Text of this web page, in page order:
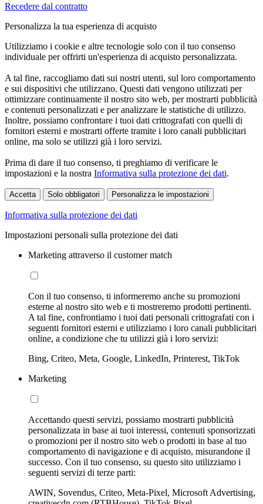
Recedere dal contratto
Personalizza la tua esperienza di acquisto
Utilizziamo i cookie e altre tecnologie solo con il tuo consenso
individuale per offrirti un'esperienza di acquisto personalizzata.
A tal fine, raccogliamo dati sui nostri utenti, sul loro comportamento
e sui dispositivi che utilizzano. Questi dati vengono utilizzati per
ottimizzare continuamente il nostro sito web, per mostrarti pubblicità
e contenuti personalizzati e per analizzare le statistiche di utilizzo.
Inoltre, possiamo confrontare i tuoi dati crittografati con quelli di
fornitori esterni e mostrarti offerte tramite i loro canali pubblicitari
online, ma solo se utilizzi già i loro servizi.
Prima di dare il tuo consenso, ti preghiamo di verificare le
impostazioni e la nostra Informativa sulla protezione dei dati.
Accetta Solo obbligatori Personalizza le impostazioni
Informativa sulla protezione dei dati
Impostazioni personali sulla protezione dei dati
Marketing attraverso il customer match
Con il tuo consenso, ti informeremo anche su promozioni
esterne al nostro sito web e ti mostreremo prodotti pertinenti.
A tal fine, confrontiamo i tuoi dati personali crittografati con i
seguenti fornitori esterni e utilizziamo i loro canali pubblicitari
online, a condizione che tu utilizzi già i loro servizi:
Bing, Criteo, Meta, Google, LinkedIn, Printerest, TikTok
Marketing
Accettando questi servizi, possiamo mostrarti pubblicità
personalizzata in base ai tuoi interessi, contenuti sponsorizzati
o promozioni per il nostro sito web o prodotti in base al tuo
comportamento di navigazione e di acquisto, misurandone il
successo. Con il tuo consenso, su questo sito utilizziamo i
seguenti servizi di terze parti:
AWIN, Sovendus, Criteo, Meta-Pixel, Microsoft Advertising,